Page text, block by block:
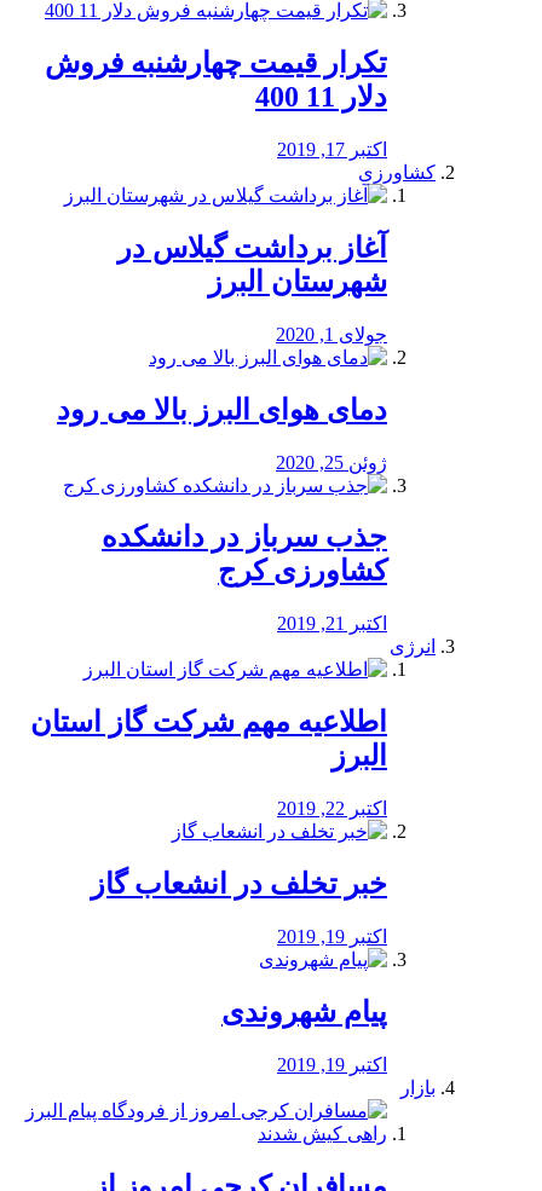
تکرار قیمت چهارشنبه فروش
دلار 11 400
اکتبر 17, 2019
کشاورزی
آغاز برداشت گیلاس در
شهرستان البرز
جولای 1, 2020
دمای هوای البرز بالا می رود
ژوئن 25, 2020
جذب سرباز در دانشکده
کشاورزی کرج
اکتبر 21, 2019
انرژی
️اطلاعیه مهم شرکت گاز استان
البرز
اکتبر 22, 2019
خبر تخلف در انشعاب گاز
اکتبر 19, 2019
پیام شهروندی
اکتبر 19, 2019
بازار